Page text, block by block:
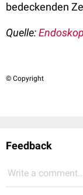
bedeckenden
Quelle:
© Copyright
Feedback
Write a